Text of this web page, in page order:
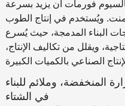
فورمات أن يزيد بسرعة
ويُستخدم في إنتاج الطوب
البناء المدمجة، حيث يُسرع
ويقلل من تكاليف الإنتاج،
المنخفضة، وملائم للبناء